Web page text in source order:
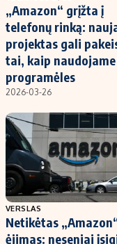
„Amazon“ grįžta į
telefonų rinką:
projektas gali
tai, kaip naudojame
programėles
2026-03-26
VERSLAS
Netikėtas
ėjimas: neseniai